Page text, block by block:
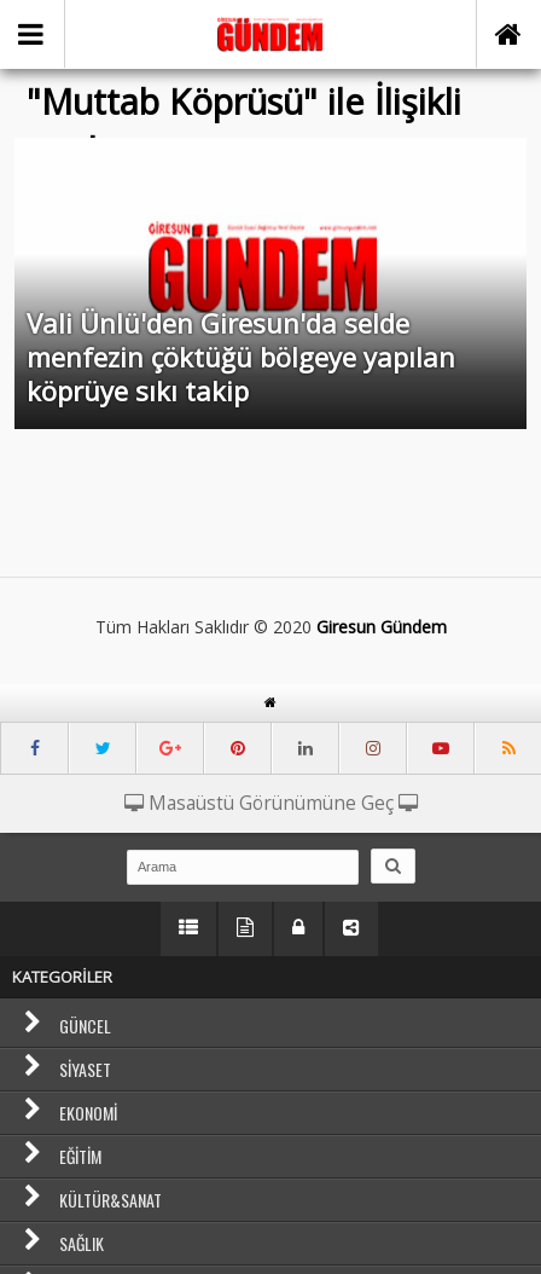
"Muttab Köprüsü" ile İlişikli
yazılar
Vali Ünlü'den Giresun'da selde
menfezin çöktüğü bölgeye yapılan
köprüye sıkı takip
Tüm Hakları Saklıdır © 2020 Giresun Gündem
Masaüstü Görünümüne Geç
KATEGORİLER
GÜNCEL
SIYASET
EKONOMI
EĞITIM
KÜLTÜR&SANAT
SAĞLIK